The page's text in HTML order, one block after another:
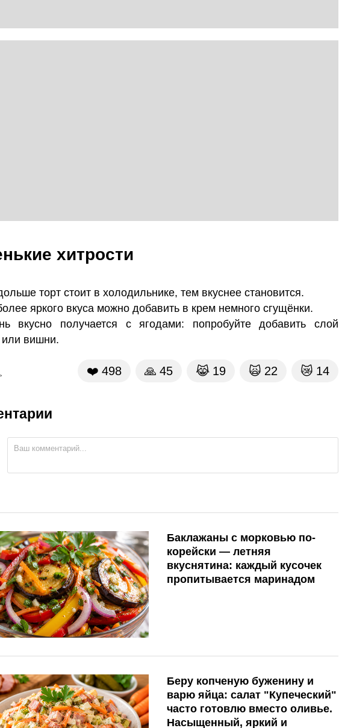
хитрости
торт стоит в холодильнике, тем вкуснее становится.
яркого вкуса можно добавить в крем немного сгущёнки.
вкусно получается с ягодами: попробуйте добавить слой
вишни.
❤️ 498 🙏 45 😹 19 🙀 22 😿 14
Баклажаны с морковью по-
корейски — летняя
вкуснятина: каждый кусочек
пропитывается маринадом
Беру копченую буженину и
варю яйца: салат "Купеческий"
часто готовлю вместо оливье.
Насыщенный, яркий и